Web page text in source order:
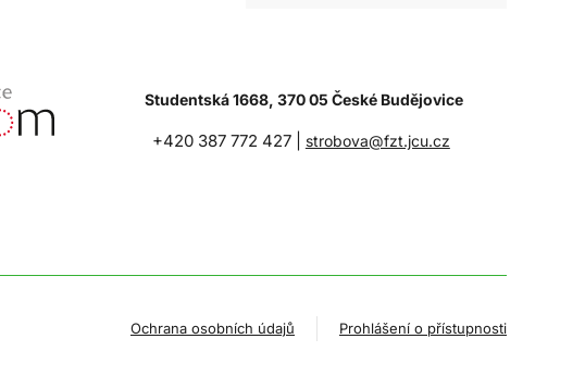
Studentská 1668, 370 05 České Budějovice
+420 387 772 427 | strobova@fzt.jcu.cz
Ochrana osobních údajů Prohlášení o přístupnosti